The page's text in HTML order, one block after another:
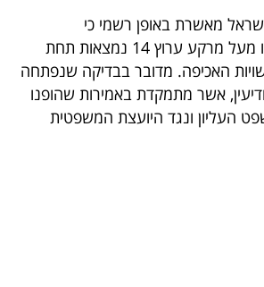
מאשרת באופן רשמי כי
התבטאויות שנשמעו מעל מרקע ערוץ 14 נמצאות תחת
האכיפה. מדובר בבדיקה שנפתחה
אשר מתמקדת באמירות שהופנו
העליון ונגד היועצת המשפטית